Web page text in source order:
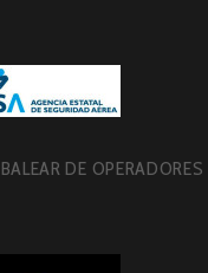
DE OPERADORES